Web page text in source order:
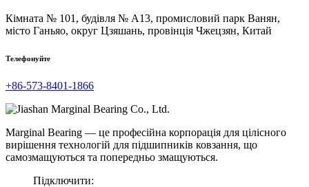
Кімната № 101, будівля № A13, промисловий парк Ванян,
місто Ганьяо, округ Цзяшань, провінція Чжецзян, Китай
Телефонуйте
+86-573-8401-1866
Marginal Bearing — це професійна корпорація для цілісного
вирішення технологій для підшипників ковзання, що
самозмащуються та попередньо змащуються.
Підключити: